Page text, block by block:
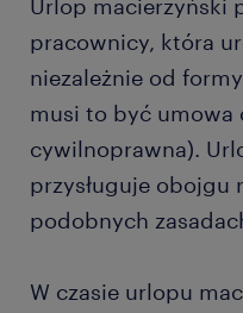
Urlop macierzyński
pracownicy, która
niezależnie od
musi to być umowa
cywilnoprawna).
przysługuje obojgu
podobnych
W czasie urlopu